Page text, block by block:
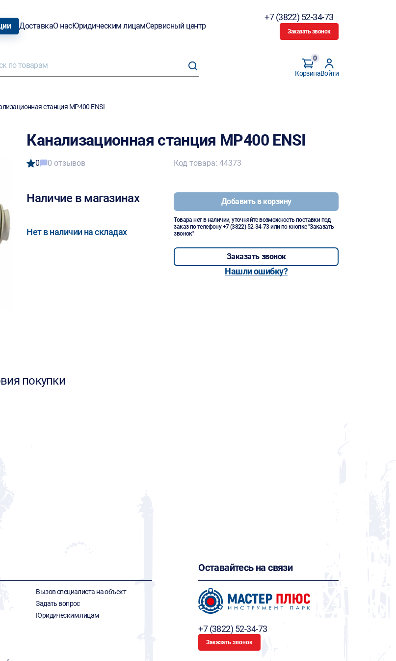
ДоставкаО насЮридическим лицамСервисный центр
+7 (3822) 52-34-73
Заказать звонок
Корзина
0
Войти
станция MP400 ENSI
Канализационная станция MP400 ENSI
0 0 отзывов
Наличие в магазинах
Нет в наличии на складах
Код товара: 44373
Добавить в корзину
Товара нет в наличии, уточняйте возможность поставки под
заказ по телефону+7 (3822) 52-34-73 или по кнопке "Заказать
звонок"
Заказать звонок
Нашли ошибку?
покупки
Вызов специалиста на объект
Задать вопрос
Юридическим лицам
Оставайтесь на связи
+7 (3822) 52-34-73
Заказать звонок